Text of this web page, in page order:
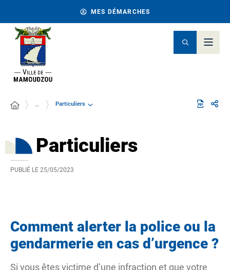
MES DÉMARCHES
… Particuliers
Particuliers
PUBLIÉ LE 25/05/2023
Comment alerter la police ou la
gendarmerie en cas d’urgence ?
Si vous êtes victime d’une infraction et que votre